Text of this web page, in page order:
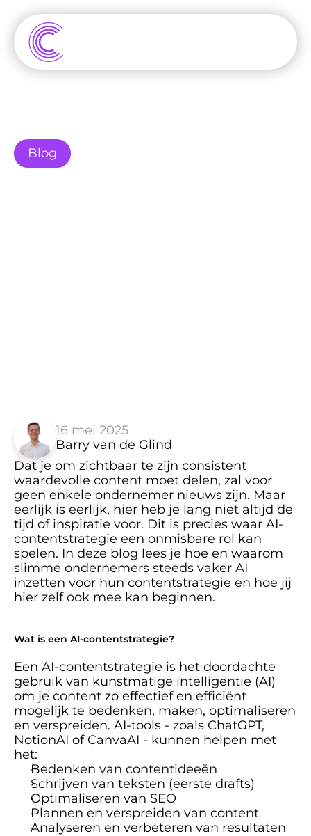
Blog
16 mei 2025
Barry van de Glind
Dat je om zichtbaar te zijn consistent
waardevolle content moet delen, zal voor
geen enkele ondernemer nieuws zijn. Maar
eerlijk is eerlijk, hier heb je lang niet altijd de
tijd of inspiratie voor. Dit is precies waar AI-
contentstrategie een onmisbare rol kan
spelen. In deze blog lees je hoe en waarom
slimme ondernemers steeds vaker AI
inzetten voor hun contentstrategie en hoe jij
hier zelf ook mee kan beginnen.
Wat is een AI-contentstrategie?
Een AI-contentstrategie is het doordachte
gebruik van kunstmatige intelligentie (AI)
om je content zo effectief en efficiënt
mogelijk te bedenken, maken, optimaliseren
en verspreiden. AI-tools - zoals ChatGPT,
NotionAI of CanvaAI - kunnen helpen met
het:
Bedenken van contentideeën
Schrijven van teksten (eerste drafts)
Optimaliseren van SEO
Plannen en verspreiden van content
Analyseren en verbeteren van resultaten